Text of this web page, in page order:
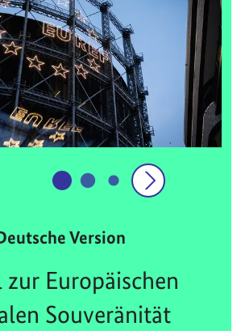
Version
Europäischen
Souveränität